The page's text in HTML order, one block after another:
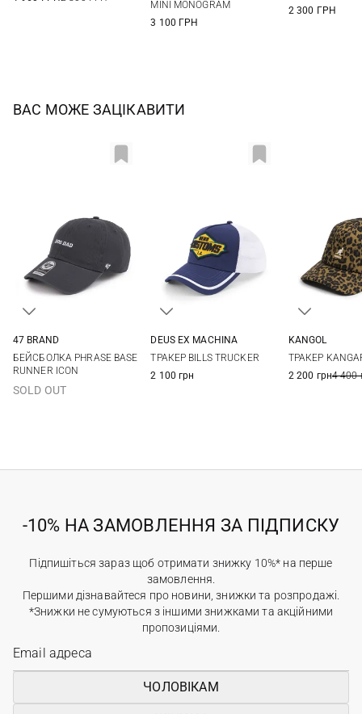
MINI MONOGRAM
3 100 ГРН
2 300 ГРН
ВАС МОЖЕ ЗАЦІКАВИТИ
47 BRAND
БЕЙСБОЛКА PHRASE BASE
RUNNER ICON
SOLD OUT
DEUS EX MACHINА
ТРАКЕР BILLS TRUCKER
2 100 грн
KANGOL
ТРАКЕР
2 200 грн4 400
-10% НА ЗАМОВЛЕННЯ ЗА ПІДПИСКУ
Підпишіться зараз щоб отримати знижку 10%* на перше
замовлення.
Першими дізнавайтеся про новини, знижки та розпродажі.
*Знижки не сумуються з іншими знижками та акційними
пропозиціями.
ЧОЛОВІКАМ